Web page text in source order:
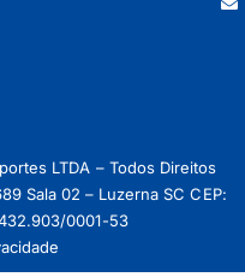
LTDA – Todos Direitos
Sala 02 – Luzerna SC CEP:
0001-53